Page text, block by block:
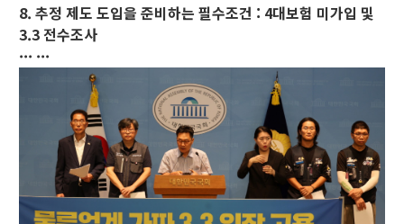
8. 추정 제도 도입을 준비하는 필수조건 : 4대보험 미가입 및
3.3 전수조사
··· ···